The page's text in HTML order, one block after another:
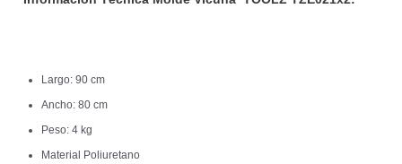
Largo: 90 cm
Ancho: 80 cm
Peso: 4 kg
Material Poliuretano